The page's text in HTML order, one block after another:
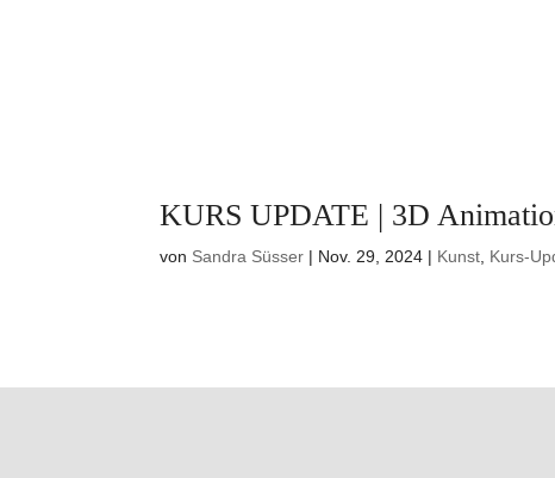
KURS UPDATE | 3D
von Sandra Süsser | Nov. 29, 2024 | Kunst Kurs-